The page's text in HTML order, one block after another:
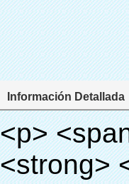
Información Detallada
<p> <span style="line-height: 24px; font-size: 16px;"> <strong> <span style="line-height: 27px; font-family: Arial;"> <span style="line-height: 24px;"> Nombre del producto: automático máquina de la cubierta </span> </span> </strong> </span> </p> <p> <span style="line-height: 24px; font-size: 16px;"> <strong> </strong> <strong> <span style="line-height: 24px; font-family: Arial;"> Modelo no.: XT-46B (ii) </span> </strong> </span> </p> <p>&nbsp;</p> <p>&nbsp;</p> <div id="ali-anchor-AliPostDhMb-g85v3" style="padding-top: 8px; background-color: #f5f5f5;" data-section-title="Product Uses" data-section="AliPostDhMb-g85v3"> <div id="ali-title-AliPostDhMb-g85v3" style="padding: 8px 0px; border-bottom-style: solid;"> <span style="background-color: #ddd; color: #333; font-weight: bold; padding: 8px 10px; line-height: 12px;"> Producto utiliza </span> </div> <div style="padding: 10px 0px;"> <p>&nbsp;&nbsp;<img src="http://i03.i.aliimg.com/simg/single/icon/placeholder_100x100.png" data-src="http://g01.s.alicdn.com/kf/HTB1PdJsIVXXXXXwXFXXq6xXFXXXp/200852200/HTB1PdJsIVXXXXXwXFXXq6xXFXXXp.jpg" data-alt="Quen tecnología avanzada de alta calidad de moda de los bolos de zapatos cubre para dispensador para bienes raíces" width="700" ori-width="800" ori-height="922" /> <noscript><img src="http://g01.s.alicdn.com/kf/HTB1PdJsIVXXXXXwXFXXq6xXFXXXp/200852200/HTB1PdJsIVXXXXXwXFXXq6xXFXXXp.jpg" alt="Quen tecnología avanzada de alta calidad de moda de los bolos de zapatos cubre para dispensador para bienes raíces" width="700" ori-width="800" ori-height="922"></noscript> </p> <p>&nbsp;</p> <p><img src="http://i03.i.aliimg.com/simg/single/icon/placeholder_100x100.png" data-src="http://g03.s.alicdn.com/kf/HTB1dGKSHVXXXXX5XXXXq6xXFXXXf/